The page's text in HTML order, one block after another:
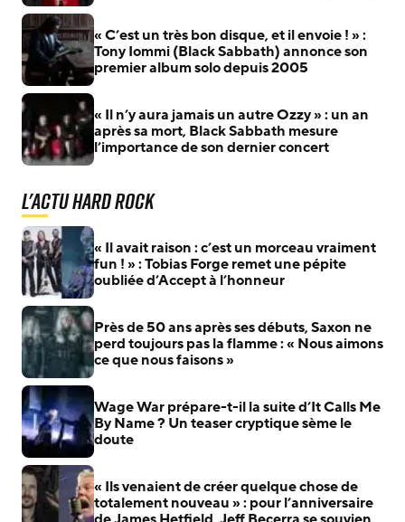
« C’est un très bon disque, et il envoie ! » :
Tony Iommi (Black Sabbath) annonce son
premier album solo depuis 2005
« Il n’y aura jamais un autre Ozzy » : un an
après sa mort, Black Sabbath mesure
l’importance de son dernier concert
L'actu Hard Rock
« Il avait raison : c’est un morceau vraiment
fun ! » : Tobias Forge remet une pépite
oubliée d’Accept à l’honneur
Près de 50 ans après ses débuts, Saxon ne
perd toujours pas la flamme : « Nous aimons
ce que nous faisons »
Wage War prépare-t-il la suite d’It Calls Me
By Name ? Un teaser cryptique sème le
doute
« Ils venaient de créer quelque chose de
totalement nouveau » : pour l’anniversaire